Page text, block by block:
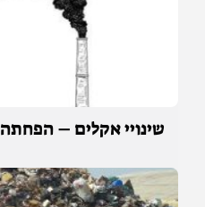
שינויי אקלים – הפחתה